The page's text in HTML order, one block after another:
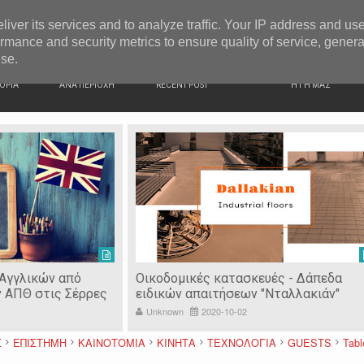
ΑΝΑ ΠΕΡΙΟΧΗ RECENT POST Η ΓΗ ΜΑΣ
από
ΑΠΘ στις Σέρρες
Οικοδομικές κατασκευές - Δάπεδα
ειδικών απαιτήσεων "Νταλλακιάν"
Unknown 2020-10-02
ΕΠΙΣΤΗΜΗ ΚΑΙΝΟΤΟΜΙΑ ΚΙΝΗΤΑ ΤΕΧΝΟΛΟΓΙΑ GUESTS
its services and to analyze traffic. Your IP address and
and security metrics to ensure quality of service,